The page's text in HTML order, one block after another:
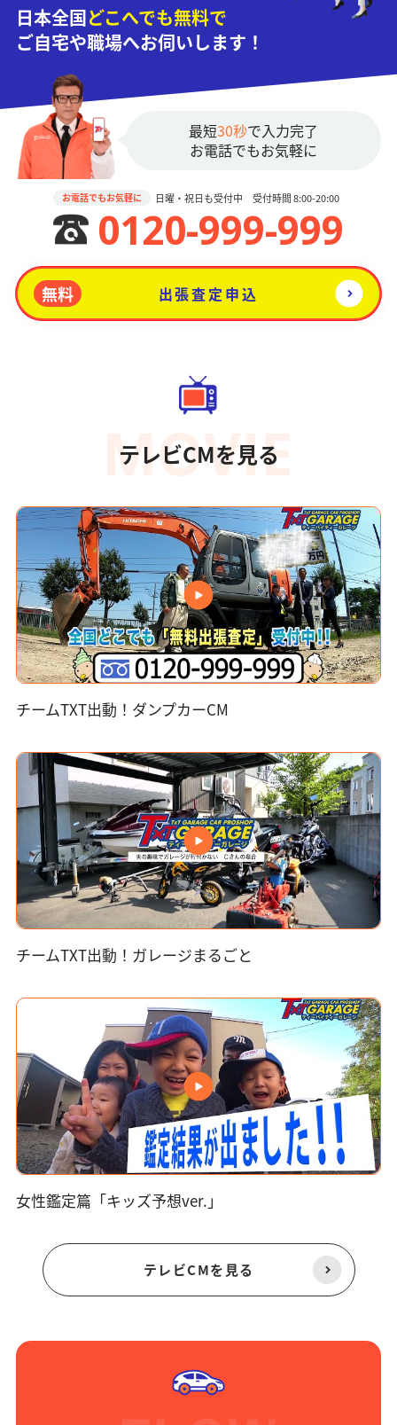
日本全国どこへでも無料で
ご自宅や職場へお伺いします！
最短30秒で入力完了
お電話でもお気軽に
お電話でもお気軽に 日曜・祝日も受付中 受付時間 8:00-20:00
0120-999-999
無料 出張査定申込
テレビCMを見る
チームTXT出動！ダンプカーCM
チームTXT出動！ガレージまるごと
女性鑑定篇「キッズ予想ver.」
テレビCMを見る